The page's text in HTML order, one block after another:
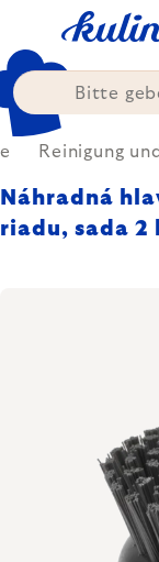
springen
Reinigung
Náhradná
riadu, sada 2